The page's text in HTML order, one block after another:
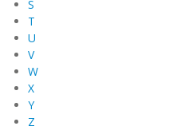
S
T
U
V
W
X
Y
Z